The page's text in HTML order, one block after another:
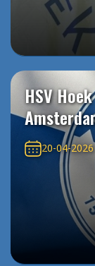
HSV
20-04-2026